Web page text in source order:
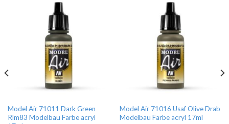
Model Air 71011 Dark Green
Rlm83 Modelbau Farbe acryl
Model Air 71016 Usaf Olive Drab
Modelbau Farbe acryl 17ml